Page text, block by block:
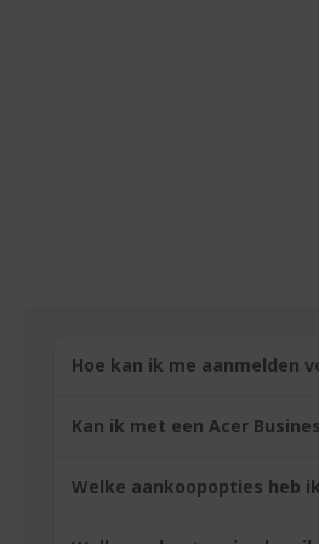
Hoe kan ik me aanmelden
account. U dient uw bedrijfs-
Kan ik met een Acer
kortingen beschikbaar.
Welke aankoopopties heb